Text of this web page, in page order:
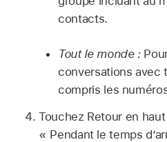
contacts.
Tout le monde :
conversations avec
compris les
Touchez Retour en
« Pendant le temps